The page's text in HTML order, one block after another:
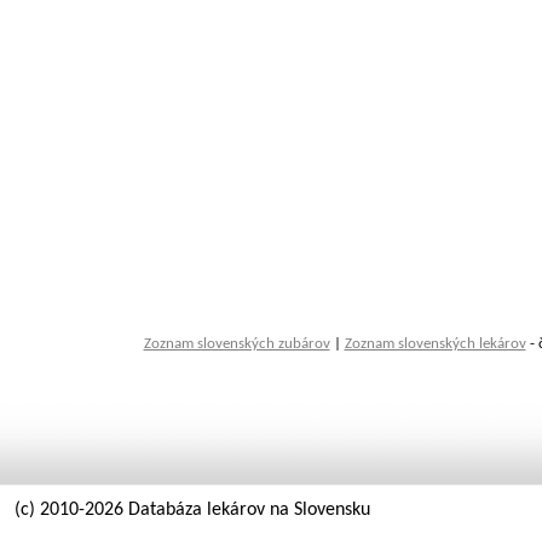
Zoznam slovenských zubárov| Zoznam slovenských lekárov-
(c) 2010-2026 Databáza lekárov na Slovensku